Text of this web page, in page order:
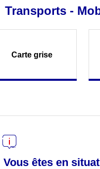
Transports -
Carte grise
Vous êtes en